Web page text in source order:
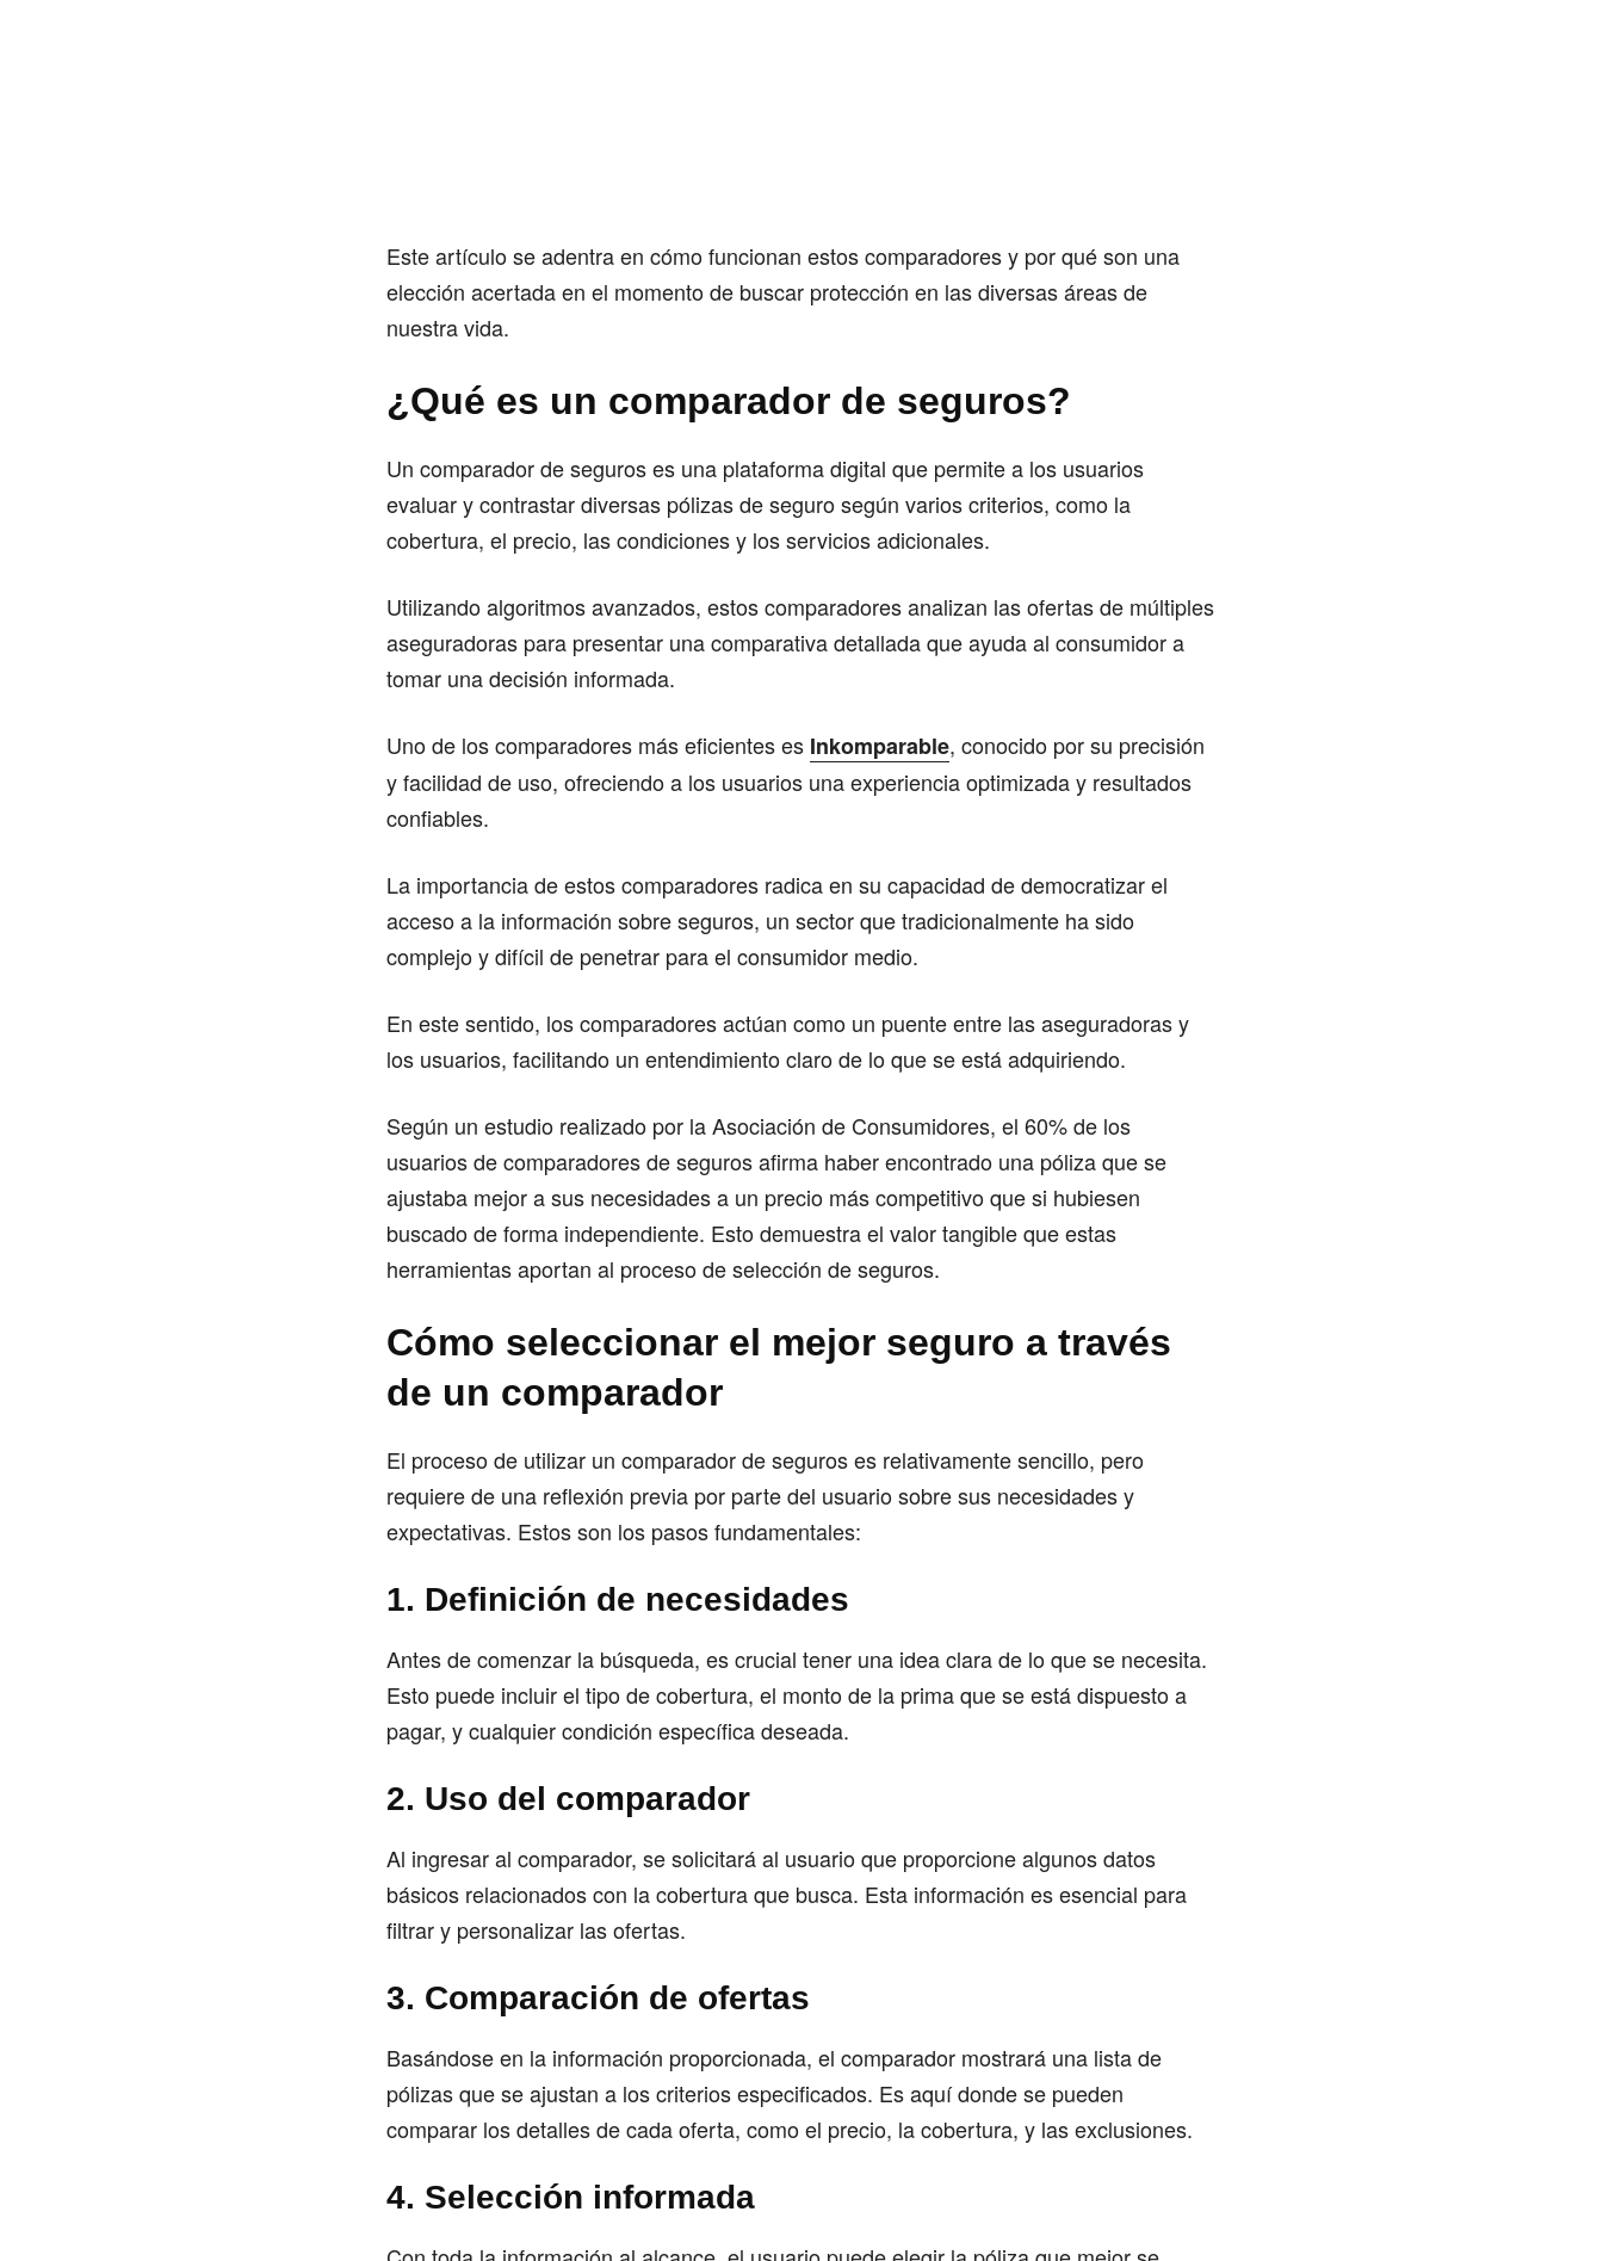
Este artículo se adentra en cómo funcionan estos comparadores y por qué son una
elección acertada en el momento de buscar protección en las diversas áreas de
nuestra vida.
¿Qué es un comparador de seguros?
Un comparador de seguros es una plataforma digital que permite a los usuarios
evaluar y contrastar diversas pólizas de seguro según varios criterios, como la
cobertura, el precio, las condiciones y los servicios adicionales.
Utilizando algoritmos avanzados, estos comparadores analizan las ofertas de múltiples
aseguradoras para presentar una comparativa detallada que ayuda al consumidor a
tomar una decisión informada.
Uno de los comparadores más eficientes es Inkomparable, conocido por su precisión
y facilidad de uso, ofreciendo a los usuarios una experiencia optimizada y resultados
confiables.
La importancia de estos comparadores radica en su capacidad de democratizar el
acceso a la información sobre seguros, un sector que tradicionalmente ha sido
complejo y difícil de penetrar para el consumidor medio.
En este sentido, los comparadores actúan como un puente entre las aseguradoras y
los usuarios, facilitando un entendimiento claro de lo que se está adquiriendo.
Según un estudio realizado por la Asociación de Consumidores, el 60% de los
usuarios de comparadores de seguros afirma haber encontrado una póliza que se
ajustaba mejor a sus necesidades a un precio más competitivo que si hubiesen
buscado de forma independiente. Esto demuestra el valor tangible que estas
herramientas aportan al proceso de selección de seguros.
Cómo seleccionar el mejor seguro a través
de un comparador
El proceso de utilizar un comparador de seguros es relativamente sencillo, pero
requiere de una reflexión previa por parte del usuario sobre sus necesidades y
expectativas. Estos son los pasos fundamentales:
1. Definición de necesidades
Antes de comenzar la búsqueda, es crucial tener una idea clara de lo que se necesita.
Esto puede incluir el tipo de cobertura, el monto de la prima que se está dispuesto a
pagar, y cualquier condición específica deseada.
2. Uso del comparador
Al ingresar al comparador, se solicitará al usuario que proporcione algunos datos
básicos relacionados con la cobertura que busca. Esta información es esencial para
filtrar y personalizar las ofertas.
3. Comparación de ofertas
Basándose en la información proporcionada, el comparador mostrará una lista de
pólizas que se ajustan a los criterios especificados. Es aquí donde se pueden
comparar los detalles de cada oferta, como el precio, la cobertura, y las exclusiones.
4. Selección informada